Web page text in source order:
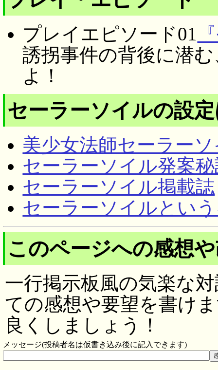
プレイエピソード01
誘拐事件の背後に潜
よ！
セーラーソイルの設
美少女法師セーラー
セーラーソイル発案
セーラーソイル掲載誌
セーラーソイルとい
このページへの感想
一行掲示板風の気楽な
ての感想や要望を書け
良くしましょう！
メッセージ(投稿者名は仮書き込み後に記入できます)